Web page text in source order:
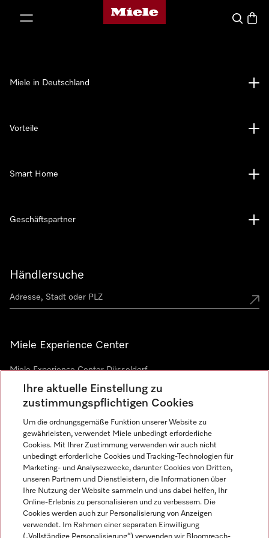
Miele-Homepage
Suche
Händlersuche
Miele Experience Center
Miele Experience Center Düsseldorf
Miele Experience Center Gütersloh
Newsletter
Miele in Deutschland
Vorteile
Smart Home
Geschäftspartner
Ihre aktuelle Einstellung zu
zustimmungspflichtigen Cookies
Um die ordnungsgemäße Funktion unserer Website zu
gewährleisten, verwendet Miele unbedingt erforderliche
Cookies. Mit Ihrer Zustimmung verwenden wir auch nicht
unbedingt erforderliche Cookies und Tracking-Technologien für
Marketing- und Analysezwecke, darunter Cookies von Dritten,
unseren Partnern und Dienstleistern, die Informationen über
Ihre Nutzung der Website sammeln und uns dabei helfen, Ihr
Online-Erlebnis zu personalisieren und zu verbessern. Die
Cookies werden auch zur Personalisierung von Anzeigen
verwendet. Im Rahmen einer separaten Einwilligung